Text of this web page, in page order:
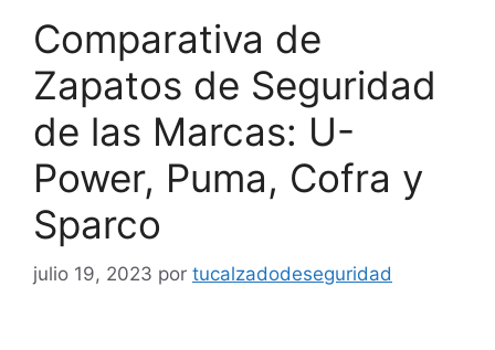
Comparativa de
Zapatos de Seguridad
de las Marcas: U-
Power, Puma, Cofra y
Sparco
julio 19, 2023 por tucalzadodeseguridad